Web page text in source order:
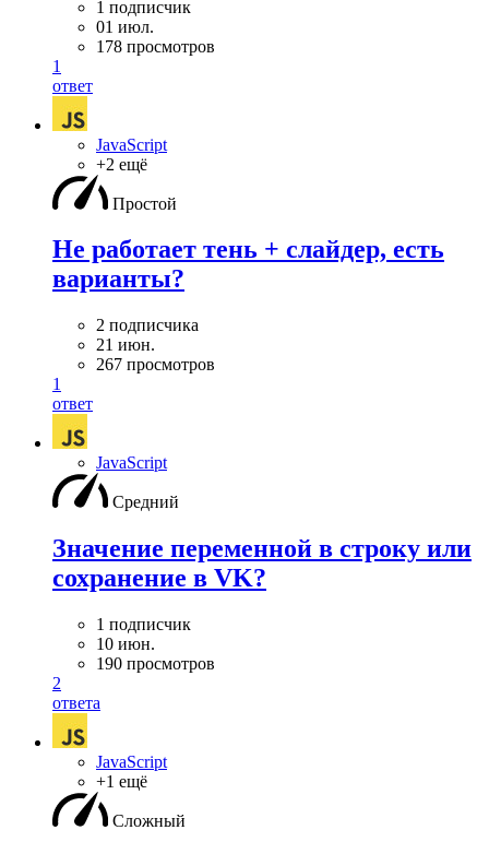
1 подписчик
01 июл.
178 просмотров
1
ответ
JavaScript
+2 ещё
Простой
Не работает тень + слайдер, есть
варианты?
2 подписчика
21 июн.
267 просмотров
1
ответ
JavaScript
Средний
Значение переменной в строку или
сохранение в VK?
1 подписчик
10 июн.
190 просмотров
2
ответа
JavaScript
+1 ещё
Сложный